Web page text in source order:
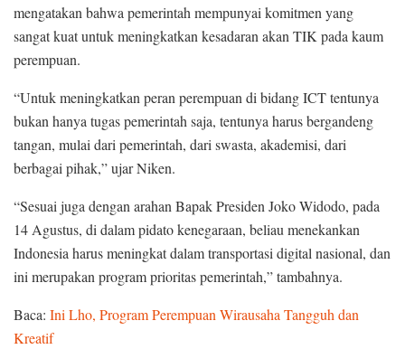
mengatakan bahwa pemerintah mempunyai komitmen yang
sangat kuat untuk meningkatkan kesadaran akan TIK pada kaum
perempuan.
“Untuk meningkatkan peran perempuan di bidang ICT tentunya
bukan hanya tugas pemerintah saja, tentunya harus bergandeng
tangan, mulai dari pemerintah, dari swasta, akademisi, dari
berbagai pihak,” ujar Niken.
“Sesuai juga dengan arahan Bapak Presiden Joko Widodo, pada
14 Agustus, di dalam pidato kenegaraan, beliau menekankan
Indonesia harus meningkat dalam transportasi digital nasional, dan
ini merupakan program prioritas pemerintah,” tambahnya.
Baca: Ini Lho, Program Perempuan Wirausaha Tangguh dan
Kreatif